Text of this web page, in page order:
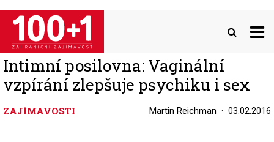
Přejít
hlavnímu
obsahu
Intimní posilovna: Vaginální
vzpírání zlepšuje psychiku i sex
ZAJÍMAVOSTI Martin Reichman 03.02.2016